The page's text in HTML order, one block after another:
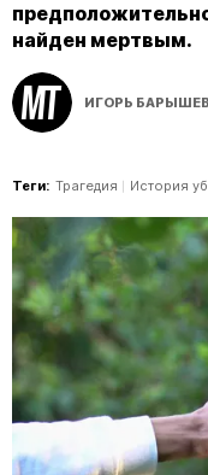
найден мертвым.
ИГОРЬ БАРЫШЕВ
Теги: Трагедия История